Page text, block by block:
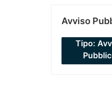
Avviso
Tipo: